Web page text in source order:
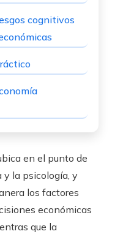
cognitivos
en el punto de
la psicología, y
los factores
económicas
que la